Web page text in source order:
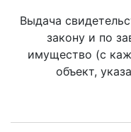
Выдача
закону и по
имущество (с
объект,